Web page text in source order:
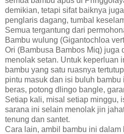
demikian, tetapi sifat baiknya
penglaris dagang, tumbal
Semua tergantung dari
Bambu wulung (Gigantochloa
Ori (Bambusa Bambos Miq) juga
menolak setan. Untuk keperluan
bambu yang satu ruasnya
pintu masuk dan isi buluh bambu
beras, potong dlingo bangle,
Setiap kali, misal setiap minggu,
sarana ini selain menolak jin
tenung dan santet.
Cara lain, ambil bambu ini dalam